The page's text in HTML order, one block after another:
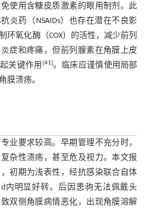
使用含糖皮质激素的眼用制剂。此
炎药（NSAIDs）也存在潜在不良影
环氧化酶（COX）的活性，减少前列
症和疼痛，但前列腺素在角膜上皮
关键作用 [41]。临床应谨慎使用局部
膜溃疡。
业要求较高。早期管理不充分时，
杂性溃疡，甚至危及视力。本文报
初期为浅表性，经抗感染联合自体
内明显好转。后因患驹无法佩戴头
双侧角膜病情恶化，出现角膜溶解